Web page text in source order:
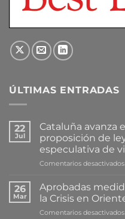
ÚLTIMAS ENTRADAS
22
Jul
Cataluña avanza
proposición de
especulativa de
Comentarios desactivados
26
Mar
Aprobadas
la Crisis en
Comentarios desactivados